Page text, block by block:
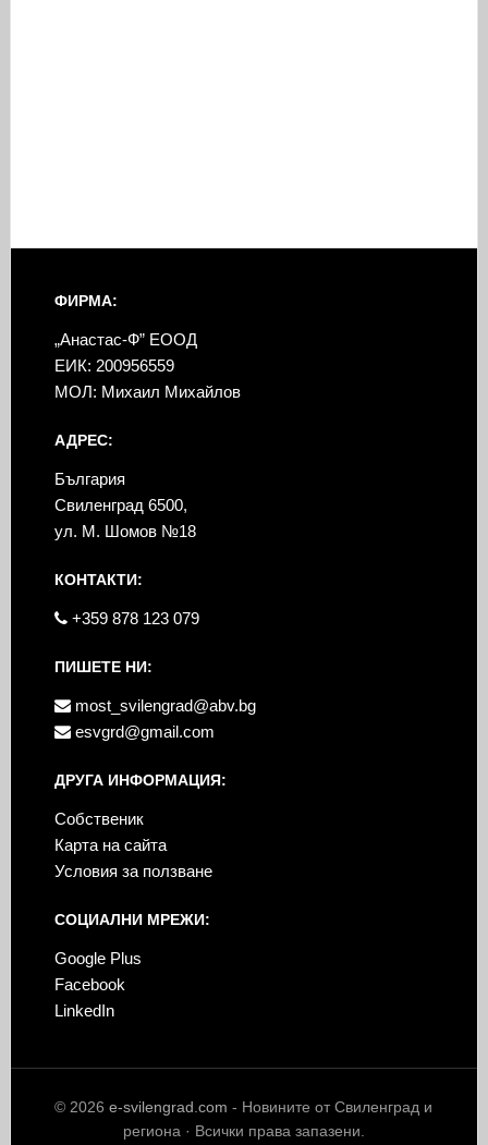
ФИРМА:
„Анастас-Ф” ЕООД
ЕИК: 200956559
МОЛ: Михаил Михайлов
АДРЕС:
България
Свиленград 6500,
ул. М. Шомов №18
КОНТАКТИ:
+359 878 123 079
ПИШЕТЕ НИ:
most_svilengrad@abv.bg
esvgrd@gmail.com
ДРУГА ИНФОРМАЦИЯ:
Собственик
Карта на сайта
Условия за ползване
СОЦИАЛНИ МРЕЖИ:
Google Plus
Facebook
LinkedIn
© 2026e-svilengrad.com - Новините от Свиленград и
региона · Всички права запазени.